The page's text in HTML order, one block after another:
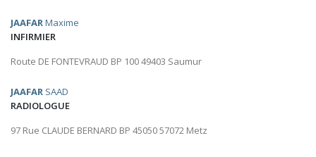
JAAFARMaxime
INFIRMIER
Route DE FONTEVRAUD BP 100 49403 Saumur
JAAFAR SAAD
RADIOLOGUE
97 Rue CLAUDE BERNARD BP 45050 57072 Metz